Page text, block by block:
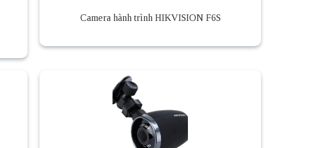
Camera hành trình HIKVISION F6S